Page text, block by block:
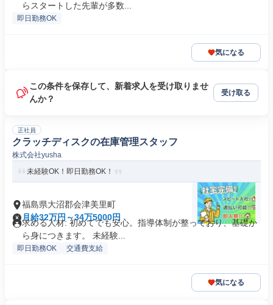
らスタートした先輩が多数...
即日勤務OK
気になる
この条件を保存して、新着求人を受け取りませ
んか？
受け取る
正社員
クラッチディスクの在庫管理スタッフ
株式会社yusha
未経験OK！即日勤務OK！
福島県大沼郡会津美里町
月給32万円～34万5000円
求める人材: 初めてでも安心。指導体制が整っており、基礎か
ら身につきます。 未経験...
即日勤務OK 交通費支給
気になる